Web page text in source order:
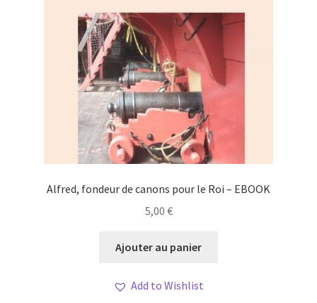
Alfred, fondeur de canons pour le Roi – EBOOK
5,00 €
Ajouter au panier
Add to Wishlist